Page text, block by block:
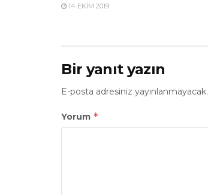
14 EKIM 2019
Bir yanıt yazın
E-posta adresiniz yayınlanmayacak.
Yorum *